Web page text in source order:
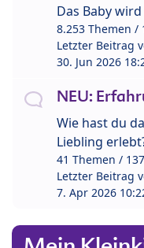
Das Baby
8.253 Themen /
Letzter Beitrag
30. Jun 2026
NEU:
Wie hast du
Liebling
41 Themen /
Letzter Beitrag
7. Apr 2026